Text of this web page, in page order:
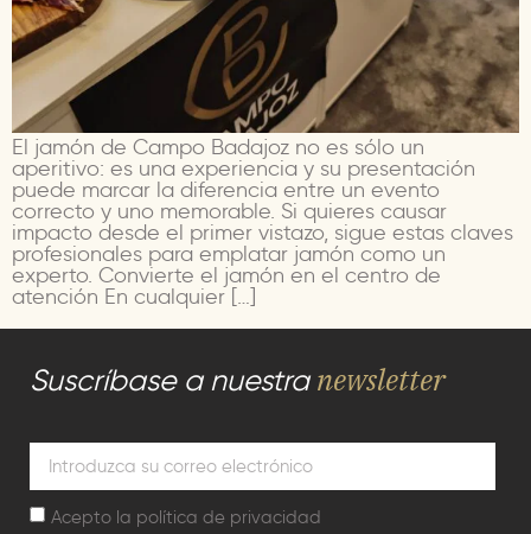
El jamón de Campo Badajoz no es sólo un
aperitivo: es una experiencia y su presentación
puede marcar la diferencia entre un evento
correcto y uno memorable. Si quieres causar
impacto desde el primer vistazo, sigue estas claves
profesionales para emplatar jamón como un
experto. Convierte el jamón en el centro de
atención En cualquier […]
Suscríbase a nuestra newsletter
Acepto la política de privacidad